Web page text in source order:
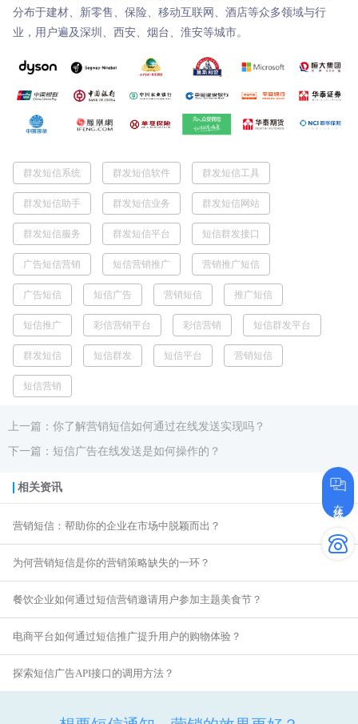
分布于建材、新零售、保险、移动互联网、酒店等众多领域与行
业，用户遍及深圳、西安、烟台、淮安等城市。
群发短信系统 群发短信软件 群发短信工具
群发短信助手 群发短信业务 群发短信网站
群发短信服务 群发短信平台 短信群发接口
广告短信营销 短信营销推广 营销推广短信
广告短信 短信广告 营销短信 推广短信
短信推广 彩信营销平台 彩信营销 短信群发平台
群发短信 短信群发 短信平台 营销短信
短信营销
上一篇：你了解营销短信如何通过在线发送实现吗？
下一篇：短信广告在线发送是如何操作的？
相关资讯
营销短信：帮助你的企业在市场中脱颖而出？
为何营销短信是你的营销策略缺失的一环？
餐饮企业如何通过短信营销邀请用户参加主题美食节？
电商平台如何通过短信推广提升用户的购物体验？
探索短信广告API接口的调用方法？
在线咨询